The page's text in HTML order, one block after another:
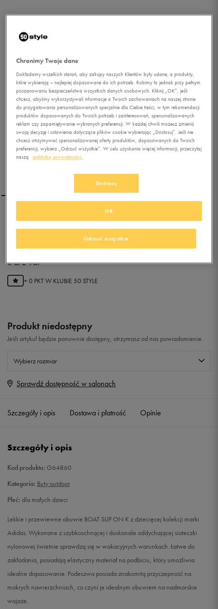
ADIDAS BOAT SLIP ON K
0.0(0)
0złz Vat
+ 0 PKT W KLUBIE 50 STYLE
Produkt niedostępny
Jeśli artykuł będzie ponownie dostępny, otrzymasz od nas powiadomienie.
Wybierz rozmiar
Rozmiary EU
31 18,7 cm
33 20 cm Powiadom o dostępności
34 20,8 cm Powiadom o dostępności
Sprawdź dostępność w salonach
Szczegóły i opis Dostawa i płatność Opinie
Szczegóły i opis
Kod produktu: G64860
Kategoria: Buty outdoor
Płeć: dla małych dzieci
Lekkie i przewiewne obuwie BOAT SLIP ON K z dziecięcej kolekcji marki
Adidas. Wykonane z szybkoschnącej i doskonale oddychającej siateczki
nylonowej świetnie sprawdzą się w wakacyjnych warunkach. Łatwe do
zakładania, posiadają elastyczny materiał na podbiciu, który umożliwia
idealne dopasowanie. Podeszwa posiada znakomitą przyczepność na
mokrych nawierzchniach, co czyni je idealnym obuwiem na nadmorskie
wojaże.
Chronimy Twoje dane
Dokładamy wszelkich starań, aby zakupy naszych Klientów były udane, a produkty,
które wybierają – najlepiej dopasowane do ich potrzeb. Robimy to jednak przy pełnym
poszanowaniu bezpieczeństwa wszystkich danych osobowych. Kliknij „OK”, jeśli
chcesz, abyśmy wykorzystywali informacje o Twoich zachowaniach na naszej stronie
do przygotowania personalizowanych specjalnie dla Ciebie treści, w tym rekomendacji
produktów dopasowanych do Twoich potrzeb i zainteresowań, spersonalizowanych
reklam czy zapamiętywanie wybranych preferencji. W każdej chwili możesz zmienić
swoją decyzję i ustawienia dotyczące plików cookie wybierając „Dostosuj”. Jeśli nie
chcesz otrzymywać spersonalizowanej oferty produktów, dopasowanych do Twoich
preferencji, wybierz „Odrzuć wszystkie”. W celu uzyskania więcej informacji, przeczytaj
naszą
politykę prywatności.
Dostosuj
Odrzuć wszystkie
OK